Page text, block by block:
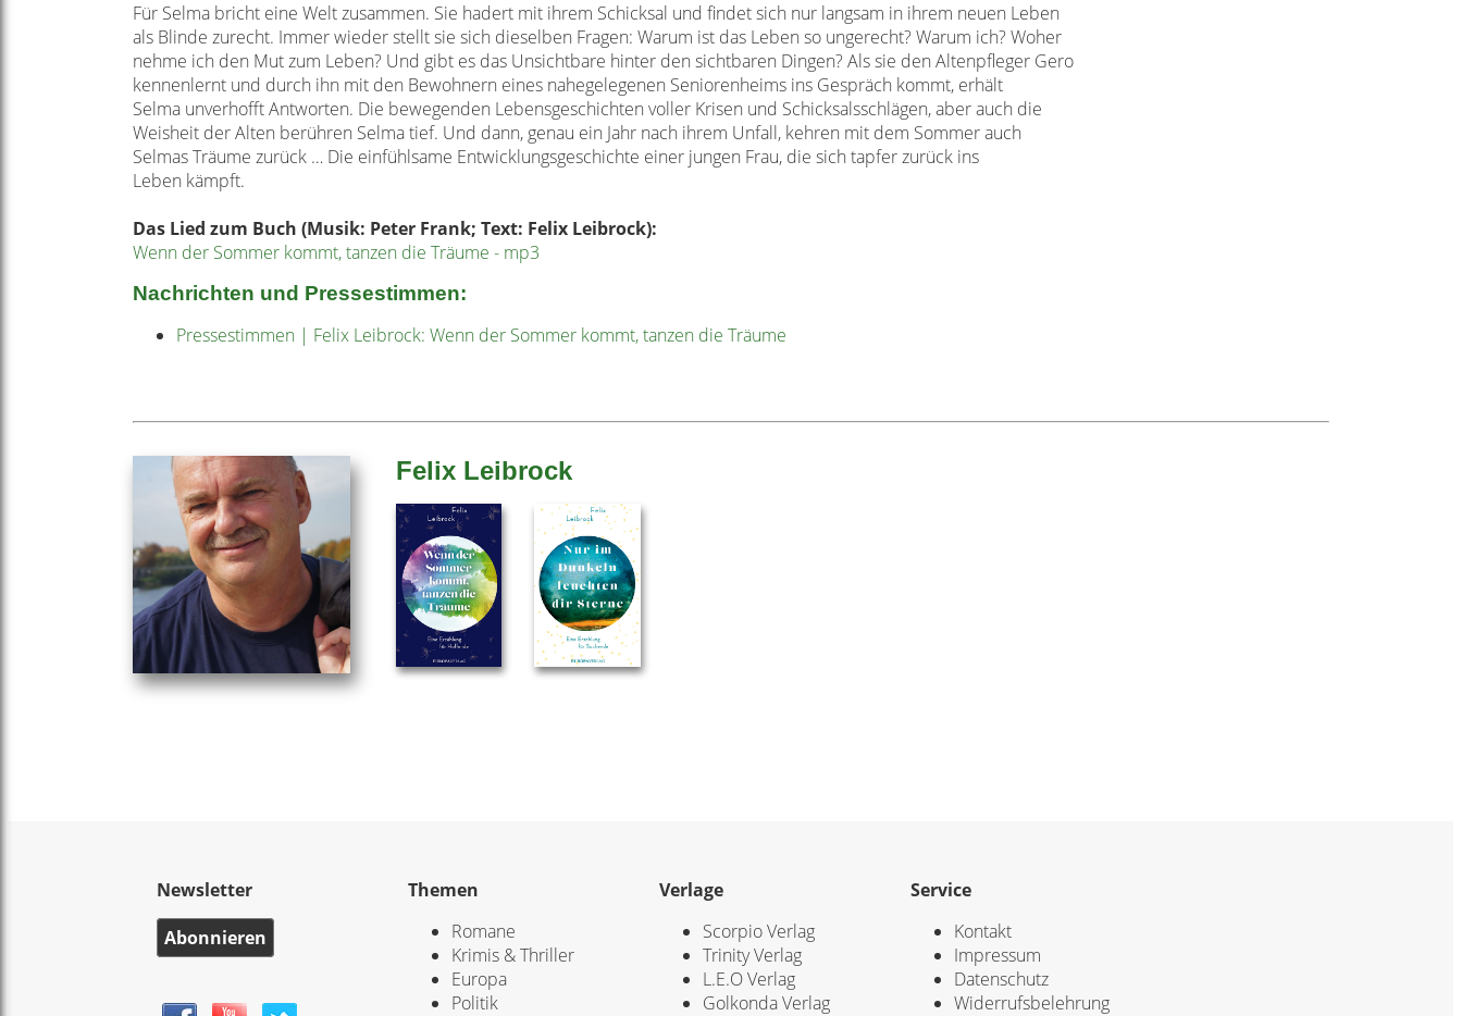
Für Selma bricht eine Welt zusammen. Sie hadert mit ihrem Schicksal und findet sich nur langsam in ihrem neuen Leben
als Blinde zurecht. Immer wieder stellt sie sich dieselben Fragen: Warum ist das Leben so ungerecht? Warum ich? Woher
nehme ich den Mut zum Leben? Und gibt es das Unsichtbare hinter den sichtbaren Dingen? Als sie den Altenpfleger Gero
kennenlernt und durch ihn mit den Bewohnern eines nahegelegenen Seniorenheims ins Gespräch kommt, erhält
Selma unverhofft Antworten. Die bewegenden Lebensgeschichten voller Krisen und Schicksalsschlägen, aber auch die
Weisheit der Alten berühren Selma tief. Und dann, genau ein Jahr nach ihrem Unfall, kehren mit dem Sommer auch
Selmas Träume zurück … Die einfühlsame Entwicklungsgeschichte einer jungen Frau, die sich tapfer zurück ins
Leben kämpft.
Das Lied zum Buch (Musik: Peter Frank; Text: Felix Leibrock):
Wenn der Sommer kommt, tanzen die Träume - mp3
Nachrichten und Pressestimmen:
Pressestimmen | Felix Leibrock: Wenn der Sommer kommt, tanzen die Träume
Felix Leibrock
Newsletter
Abonnieren
Themen
Romane
Krimis & Thriller
Europa
Politik
Verlage
Scorpio Verlag
Trinity Verlag
L.E.O Verlag
Golkonda Verlag
Service
Kontakt
Impressum
Datenschutz
Widerrufsbelehrung